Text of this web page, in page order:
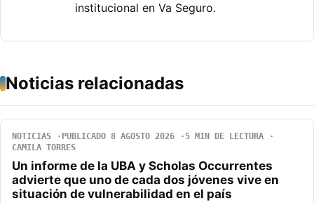
institucional en Va Seguro.
Noticias relacionadas
NOTICIAS PUBLICADO 8 AGOSTO 2026
5 MIN DE LECTURA
CAMILA TORRES
Un informe de la UBA y Scholas Occurrentes
advierte que uno de cada dos jóvenes vive en
situación de vulnerabilidad en el país